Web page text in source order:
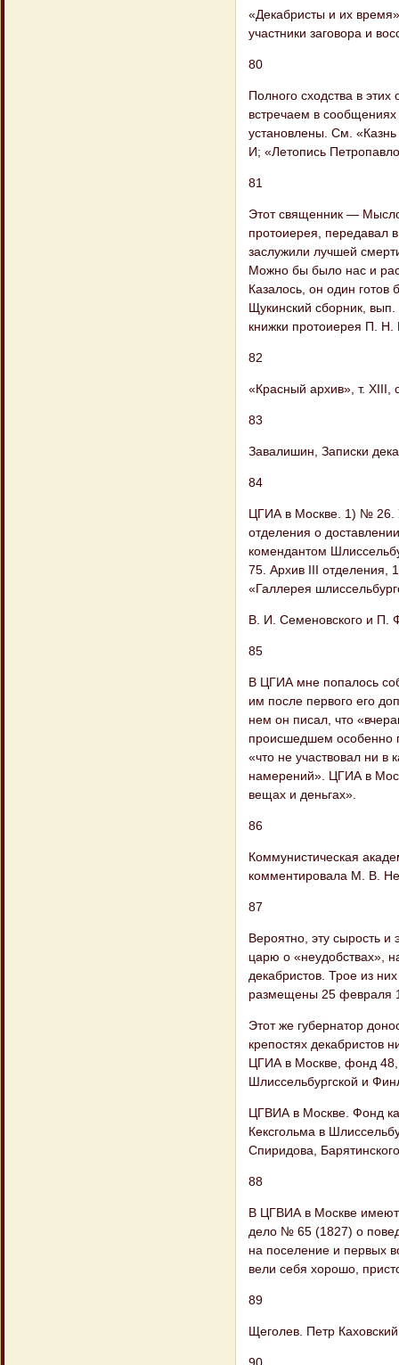
«Декабристы и их
участники заговора и
80
Полного сходства в
встречаем в
установлены. См.
И; «Летопись
81
Этот священник —
протоиерея, передавал
заслужили лучшей
Можно бы было нас и
Казалось, он один
Щукинский сборник,
книжки протоиерея П.
82
«Красный архив», т. XIII,
83
Завалишин, Записки
84
ЦГИА в Москве. 1) № 26.
отделения о
комендантом
75. Архив III отделения,
«Галлерея
В. И. Семеновского и П.
85
В ЦГИА мне попалось
им после первого его
нем он писал, что
происшедшем особенно
«что не участвовал ни в
намерений». ЦГИА в
вещах и деньгах».
86
Коммунистическая
комментировала М. В.
87
Вероятно, эту сырость и
царю о «неудобствах»,
декабристов. Трое из
размещены 25 февраля
Этот же губернатор
крепостях декабристов
ЦГИА в Москве, фонд 48,
Шлиссельбургской и
ЦГВИА в Москве. Фонд
Кексгольма в
Спиридова,
88
В ЦГВИА в Москве
дело № 65 (1827) о
на поселение и первых
вели себя хорошо,
89
Щеголев. Петр
90